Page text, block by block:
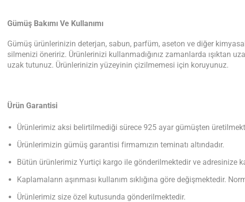
Gümüş Bakımı Ve Kullanımı
Gümüş ürünlerinizin deterjan, sabun, parfüm, aseton ve diğer
silmenizi öneririz. Ürünlerinizi kullanmadığınız zamanlarda ışıktan
uzak tutunuz. Ürünlerinizin yüzeyinin çizilmemesi için koruyunuz.
Ürün Garantisi
Ürünlerimiz aksi belirtilmediği sürece 925 ayar gümüşten
Ürünlerimizin gümüş garantisi firmamızın teminatı altındadır.
Bütün ürünlerimiz Yurtiçi kargo ile gönderilmektedir ve adresinize
Kaplamaların aşınması kullanım sıklığına göre değişmektedir.
Ürünlerimiz size özel kutusunda gönderilmektedir.